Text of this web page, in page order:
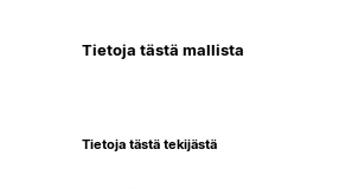
Tietoja tästä mallista
Tietoja tästä tekijästä